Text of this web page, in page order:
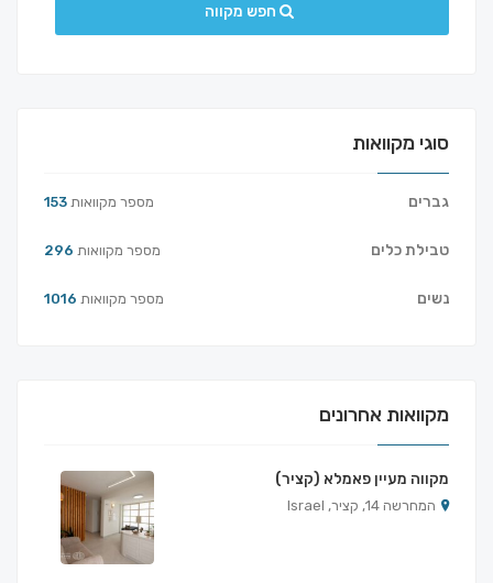
חפש מקווה
סוגי מקוואות
גברים 153 מספר מקוואות
טבילת כלים 296 מספר מקוואות
נשים 1016 מספר מקוואות
מקוואות אחרונים
מקווה מעיין פאמלא (קציר)
המחרשה 14, קציר, Israel